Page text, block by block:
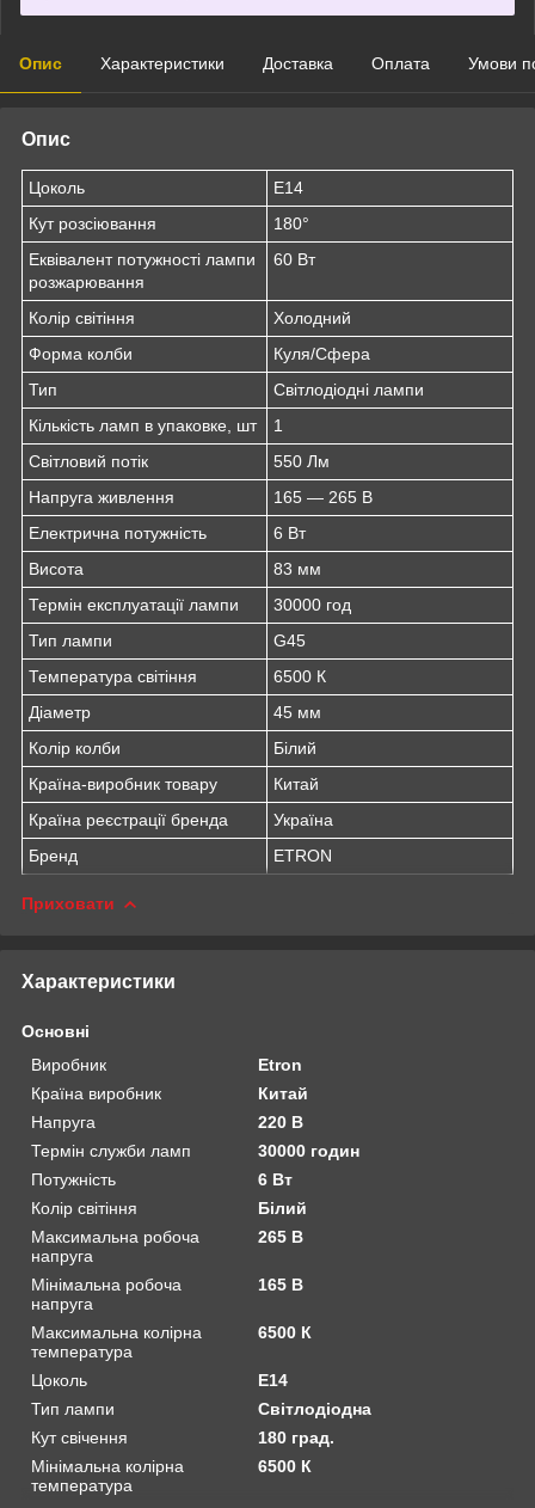
Опис Характеристики Доставка Оплата Умови
Опис
Цоколь
E14
Кут розсіювання
180°
Еквівалент потужності лампи
розжарювання
60 Вт
Колір світіння
Холодний
Форма колби
Куля/Сфера
Тип
Світлодіодні лампи
Кількість ламп в упаковке, шт
1
Світловий потік
550 Лм
Напруга живлення
165 — 265 В
Електрична потужність
6 Вт
Висота
83 мм
Термін експлуатації лампи
30000 год
Тип лампи
G45
Температура світіння
6500 К
Діаметр
45 мм
Колір колби
Білий
Країна-виробник товару
Китай
Країна реєстрації бренда
Україна
Бренд
ETRON
Приховати
Характеристики
Основні
Виробник
Etron
Країна виробник
Китай
Напруга
220 В
Термін служби ламп
30000 годин
Потужність
6 Вт
Колір світіння
Білий
Максимальна робоча
напруга
265 В
Мінімальна робоча
напруга
165 В
Максимальна колірна
температура
6500 К
Цоколь
E14
Тип лампи
Світлодіодна
Кут свічення
180 град.
Мінімальна колірна
температура
6500 К